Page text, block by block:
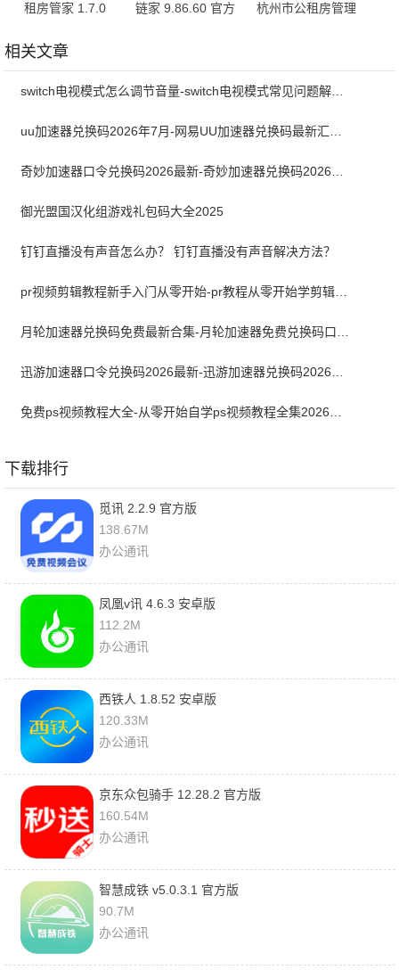
租房管家 1.7.0
链家 9.86.60 官方
杭州市公租房管理
相关文章
switch电视模式怎么调节音量-switch电视模式常见问题解决方案
御光盟国汉化组游戏礼包码大全2025
钉钉直播没有声音怎么办？ 钉钉直播没有声音解决方法？
pr视频剪辑教程新手入门从零开始-pr教程从零开始学剪辑全集免费
下载排行
觅讯 2.2.9 官方版
138.67M
办公通讯
凤凰v讯 4.6.3 安卓版
112.2M
办公通讯
西铁人 1.8.52 安卓版
120.33M
办公通讯
京东众包骑手 12.28.2 官方版
160.54M
办公通讯
智慧成铁 v5.0.3.1 官方版
90.7M
办公通讯